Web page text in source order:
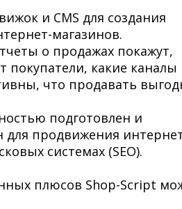
и CMS для создания
магазинов.
о продажах покажут,
покупатели, какие каналы
что продавать
подготовлен и
для продвижения
системах (SEO).
плюсов Shop-Script